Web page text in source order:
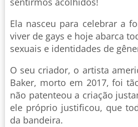
Ela nasceu para celebrar a
viver de gays e hoje abarca
sexuais e identidades de
O seu criador, o artista
Baker, morto em 2017, foi
não patenteou a criação
ele próprio justificou, que
da bandeira.